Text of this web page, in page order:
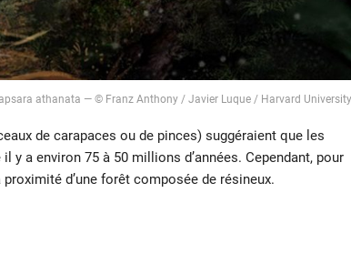
athanata — © Franz Anthony / Javier Luque / Harvard University
de carapaces ou de pinces) suggéraient que les
y a environ 75 à 50 millions d’années. Cependant, pour
d’une forêt composée de résineux.